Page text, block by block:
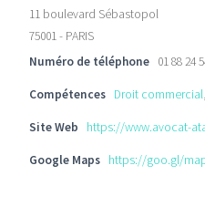
11 boulevard Sébastopol
75001 - PARIS
Numéro de téléphone 01 88 24
Compétences Droit commercial,
Site Web https://www.avocat-
Google Maps https://goo.gl/